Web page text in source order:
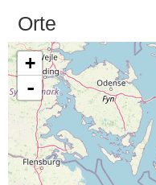
Orte
+
-